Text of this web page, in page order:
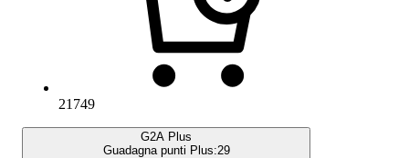
21749
G2A Plus
Guadagna punti Plus:29